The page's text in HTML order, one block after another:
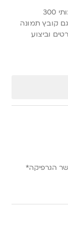
אנחנו מדפיסים את ההזמנות על נייר כרומו איכותי 300
קובץ תמונה
וביצוע